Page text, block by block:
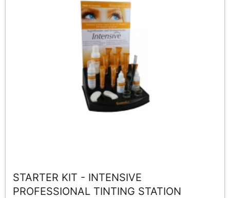
STARTER KIT - INTENSIVE
PROFESSIONAL TINTING STATION